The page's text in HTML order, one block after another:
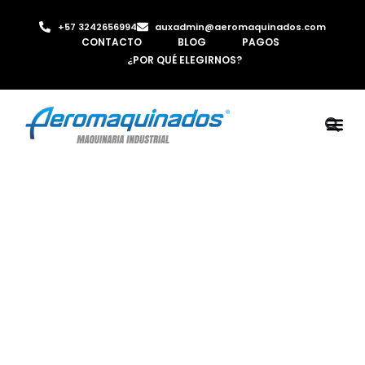
+57 3242656994 auxadmin@aeromaquinados.com
CONTACTO BLOG
PAGOS
¿POR QUÉ ELEGIRNOS?